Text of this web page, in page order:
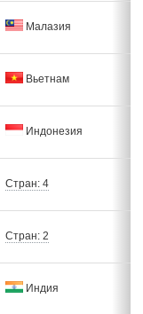
Малазия
Вьетнам
Индонезия
Стран: 4
Стран: 2
Индия